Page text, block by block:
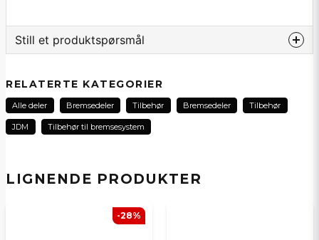
LIGNENDE PRODUKTER
-28%
Still et produktspørsmål
Spør oss noe om dette produktet...
RELATERTE KATEGORIER
Alle deler Bremsedeler Tilbehør Bremsedeler Tilbehør
JDM Tilbehør til bremsesystem